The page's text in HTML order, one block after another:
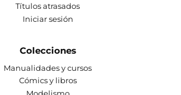
Títulos atrasados
Iniciar sesión
Colecciones
Manualidades y cursos
Cómics y libros